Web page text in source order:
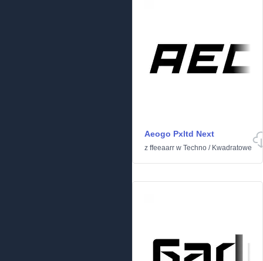
Aeogo Pxltd Next
z ffeeaarr w Techno / Kwadratowe